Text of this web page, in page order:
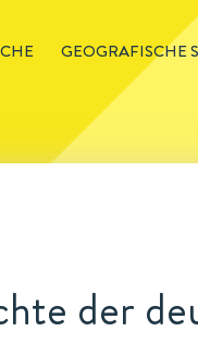
GEOGRAFISCHE
der